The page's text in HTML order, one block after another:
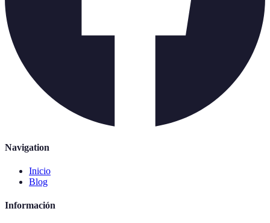
Navigation
Inicio
Blog
Información